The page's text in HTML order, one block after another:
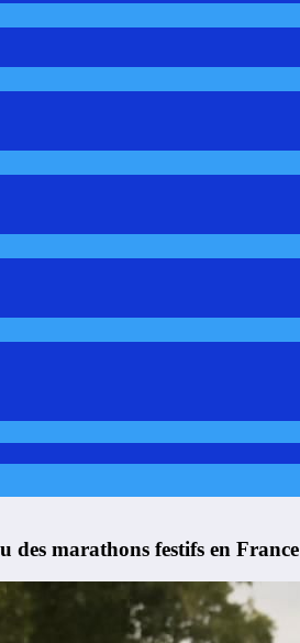
des marathons festifs en France